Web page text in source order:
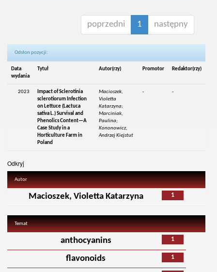
poprzedni 1 następny
Odsłon pozycji:
Data
wydania
Tytuł Autor(rzy) Promotor Redaktor(rzy)
2023
Impact of Sclerotinia
sclerotiorum Infection
on Lettuce (Lactuca
sativa L.) Survival and
Phenolics Content—A
Case Study in a
Horticulture Farm in
Poland
Macioszek,
Violetta
Katarzyna;
Marciniak,
Paulina;
Kononowicz,
Andrzej Kiejstut
- -
Odkryj
Autor
1
Macioszek, Violetta Katarzyna
Temat
1
anthocyanins
1
flavonoids